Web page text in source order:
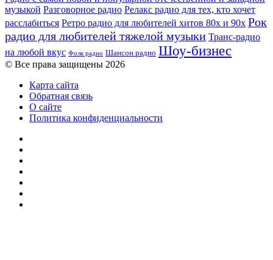
музыкой Разговорное радио Релакс радио для тех, кто хочет
расслабиться Ретро радио для любителей хитов 80х и 90х Рок
радио для любителей тяжелой музыки Транс-радио
на любой вкус Фолк радио Шансон радио Шоу-бизнес
© Все права защищены 2026
Карта сайта
Обратная связь
О сайте
Политика конфиденциальности